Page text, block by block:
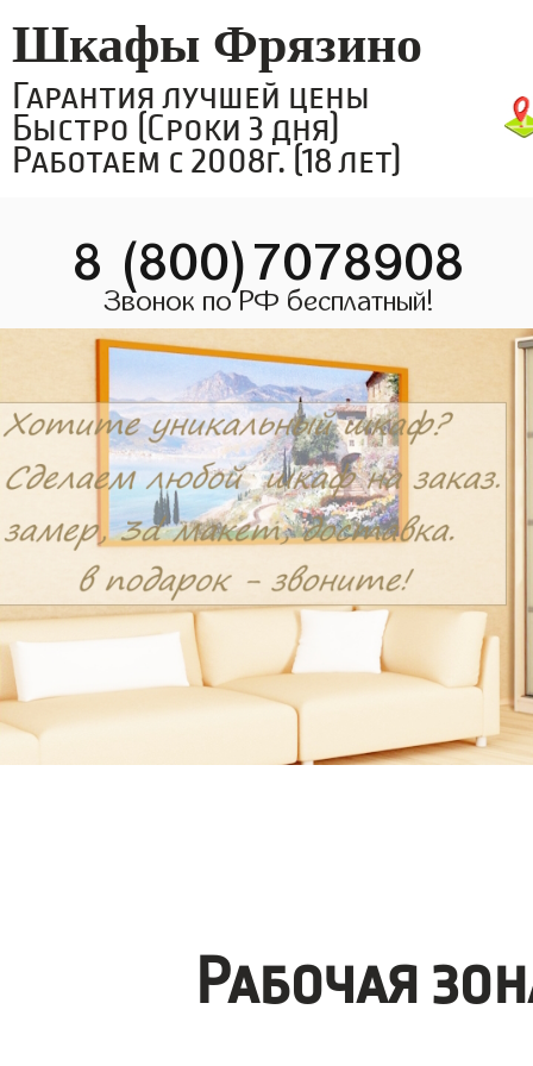
Шкафы Фрязино
Гарантия лучшей цены
Быстро (Сроки 3 дня)
Работаем с 2008г. (18 лет)
8 (800)7078908
Звонок по РФ бесплатный!
Рабочая